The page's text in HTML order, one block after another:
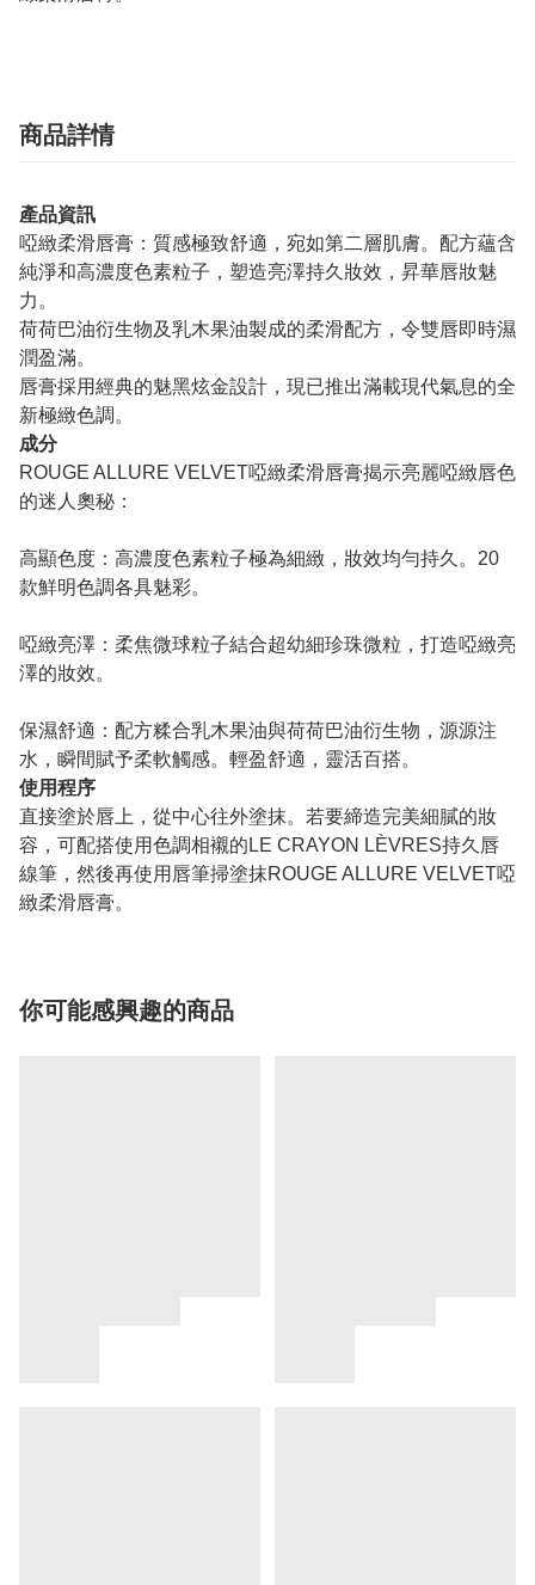
商品詳情
產品資訊
啞緻柔滑唇膏：質感極致舒適，宛如第二層肌膚。配方蘊含
純淨和高濃度色素粒子，塑造亮澤持久妝效，昇華唇妝魅
力。
荷荷巴油衍生物及乳木果油製成的柔滑配方，令雙唇即時濕
潤盈滿。
唇膏採用經典的魅黑炫金設計，現已推出滿載現代氣息的全
新極緻色調。
成分
ROUGE ALLURE VELVET啞緻柔滑唇膏揭示亮麗啞緻唇色
的迷人奧秘：
高顯色度：高濃度色素粒子極為細緻，妝效均勻持久。20
款鮮明色調各具魅彩。
啞緻亮澤：柔焦微球粒子結合超幼細珍珠微粒，打造啞緻亮
澤的妝效。
保濕舒適：配方糅合乳木果油與荷荷巴油衍生物，源源注
水，瞬間賦予柔軟觸感。輕盈舒適，靈活百搭。
使用程序
直接塗於唇上，從中心往外塗抹。若要締造完美細膩的妝
容，可配搭使用色調相襯的LE CRAYON LÈVRES持久唇
線筆，然後再使用唇筆掃塗抹ROUGE ALLURE VELVET啞
緻柔滑唇膏。
你可能感興趣的商品